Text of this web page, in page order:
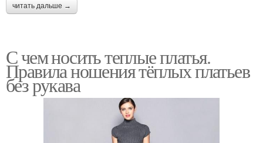
читать дальше →
С чем носить теплые платья.
Правила ношения тёплых платьев
без рукава